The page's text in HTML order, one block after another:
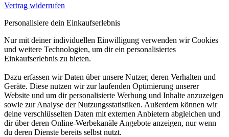
Vertrag widerrufen
Personalisiere dein Einkaufserlebnis
Nur mit deiner individuellen Einwilligung verwenden wir Cookies
und weitere Technologien, um dir ein personalisiertes
Einkaufserlebnis zu bieten.
Dazu erfassen wir Daten über unsere Nutzer, deren Verhalten und
Geräte. Diese nutzen wir zur laufenden Optimierung unserer
Website und um dir personalisierte Werbung und Inhalte anzuzeigen
sowie zur Analyse der Nutzungsstatistiken. Außerdem können wir
deine verschlüsselten Daten mit externen Anbietern abgleichen und
dir über deren Online-Werbekanäle Angebote anzeigen, nur wenn
du deren Dienste bereits selbst nutzt.